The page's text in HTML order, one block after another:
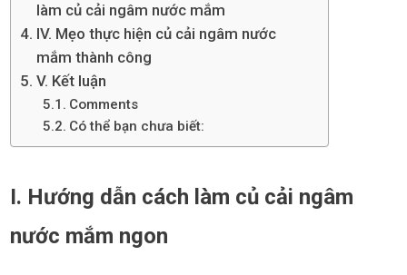
làm củ cải ngâm nước mắm
IV. Mẹo thực hiện củ cải ngâm nước
mắm thành công
V. Kết luận
Comments
Có thể bạn chưa biết:
I. Hướng dẫn cách làm củ cải ngâm
nước mắm ngon